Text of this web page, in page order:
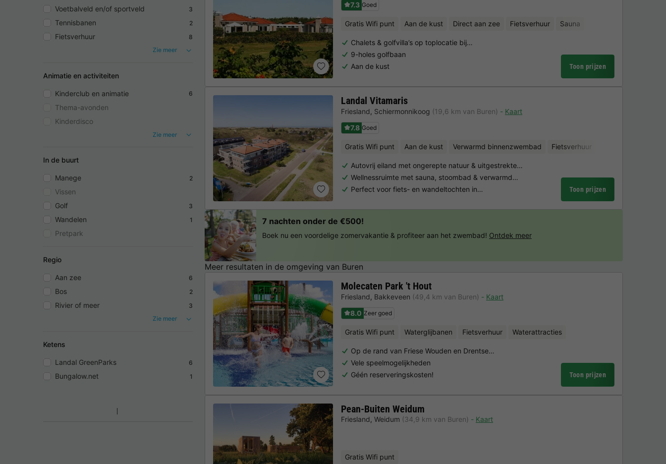
Voetbalveld en/of sportveld 3
Tennisbanen 2
Fietsverhuur
8
Zie meer
Animatie en activiteiten
Kinderclub en animatie 6
Thema-avonden
Kinderdisco
Zie meer
In de buurt
Manege 2
Vissen
Golf
3
Wandelen 1
Pretpark
Regio
Aan zee 6
Bos 2
Rivier of meer
3
Zie meer
Ketens
Landal GreenParks 6
Bungalow.net 1
7.3 Goed
Gratis Wifi punt Aan de kust Direct aan zee Fietsverhuur Sauna
Chalets & golfvilla’s op toplocatie bij…
9-holes golfbaan
Aan de kust
Toon prijzen
Landal Vitamaris
Friesland, Schiermonnikoog (19,6 km van Buren)
Kaart
7.8 Goed
Gratis Wifi punt Aan de kust Verwarmd binnenzwembad Fietsverhuur
Autovrij eiland met ongerepte natuur & uitgestrekte…
Wellnessruimte met sauna, stoombad & verwarmd…
Perfect voor fiets- en wandeltochten in…
Toon prijzen
Meer resultaten in de omgeving van Buren
Molecaten Park 't Hout
Friesland, Bakkeveen (49,4 km van Buren)
Kaart
8.0 Zeer goed
Gratis Wifi punt Waterglijbanen Fietsverhuur Waterattracties
Op de rand van Friese Wouden en Drentse…
Vele speelmogelijkheden
Géén reserveringskosten!
Toon prijzen
Pean-Buiten Weidum
Friesland, Weidum (34,9 km van Buren) Kaart
Gratis Wifi punt
7 nachten onder de €500!
Boek nu een voordelige zomervakantie & profiteer aan het zwembad! Ontdek meer